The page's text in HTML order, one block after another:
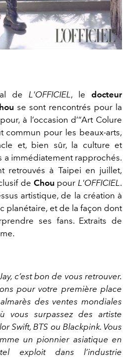
de L'OFFICIEL, le docteur
se sont rencontrés pour la
à l’occasion d’“Art Colure
commun pour les beaux-arts,
et, bien sûr, la culture et
a immédiatement rapprochés.
retrouvés à Taipei en juillet,
de Chou pourL'OFFICIEL.
artistique, de la création à
planétaire, et de la façon dont
ses fans. Extraits de
c’est bon de vous retrouver.
pour votre première place
des ventes mondiales
vous surpassez des artiste
Swift, BTS ou Blackpink. Vous
un pionnier asiatique en
exploit dans l’industrie